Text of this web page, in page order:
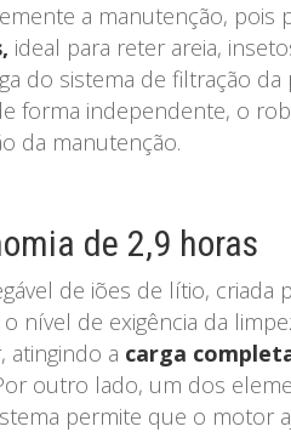
a manutenção,
ideal para reter areia,
do sistema de filtração
forma independente, o
da manutenção.
de 2,9 horas
de iões de lítio,
nível de exigência da
atingindo a carga
outro lado, um dos
permite que o motor